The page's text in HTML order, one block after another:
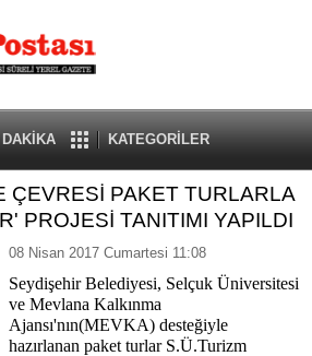
KATEGORİLER
ÇEVRESİ PAKET TURLARLA
PROJESİ TANITIMI YAPILDI
08 Nisan 2017 Cumartesi 11:08
Seydişehir Belediyesi, Selçuk Üniversitesi
ve Mevlana Kalkınma
Ajansı'nın(MEVKA) desteğiyle
hazırlanan paket turlar S.Ü.Turizm